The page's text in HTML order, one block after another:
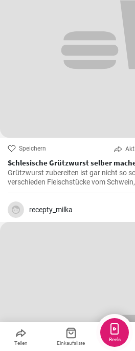
Speichern
Schlesische Grützwurst selber
Grützwurst zubereiten ist gar nicht so
verschieden Fleischstücke vom
das klassische DDR Gericht Tote Oma
zubereitet. Die Grütze (aus Getreide)
recepty_milka
Teilen Einkaufsliste
Reels